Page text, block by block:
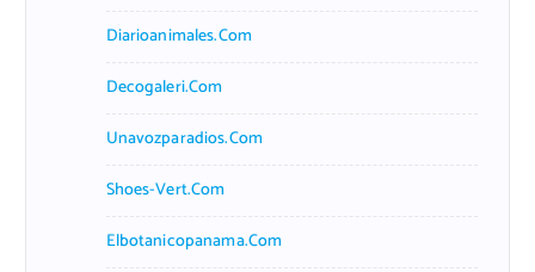
Diarioanimales.com
Decogaleri.com
Unavozparadios.com
Shoes-Vert.com
Elbotanicopanama.com